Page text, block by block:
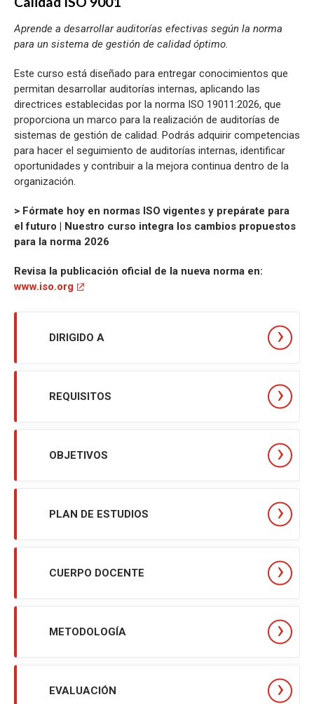
Aprende a desarrollar auditorías efectivas según la norma
para un sistema de gestión de calidad óptimo.
Este curso está diseñado para entregar conocimientos que
permitan desarrollar auditorías internas, aplicando las
directrices establecidas por la norma ISO 19011:2026, que
proporciona un marco para la realización de auditorías de
sistemas de gestión de calidad. Podrás adquirir competencias
para hacer el seguimiento de auditorías internas, identificar
oportunidades y contribuir a la mejora continua dentro de la
organización.
> Fórmate hoy en normas ISO vigentes y prepárate para
el futuro | Nuestro curso integra los cambios propuestos
para la norma 2026
Revisa la publicación oficial de la nueva norma en:
www.iso.org
DIRIGIDO A
REQUISITOS
OBJETIVOS
PLAN DE ESTUDIOS
CUERPO DOCENTE
METODOLOGÍA
EVALUACIÓN